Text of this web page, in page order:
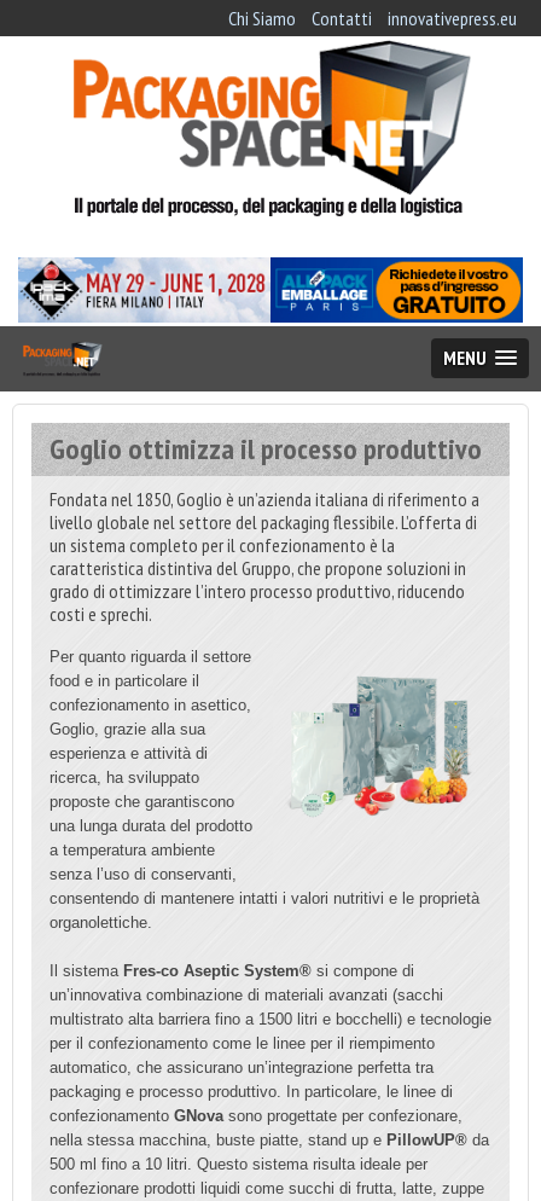
Chi Siamo Contatti innovativepress.eu
MENU
Goglio ottimizza il processo produttivo
Fondata nel 1850, Goglio è un’azienda italiana di riferimento a
livello globale nel settore del packaging flessibile. L’offerta di
un sistema completo per il confezionamento è la
caratteristica distintiva del Gruppo, che propone soluzioni in
grado di ottimizzare l’intero processo produttivo, riducendo
costi e sprechi.
Per quanto riguarda il settore
food e in particolare il
confezionamento in asettico,
Goglio, grazie alla sua
esperienza e attività di
ricerca, ha sviluppato
proposte che garantiscono
una lunga durata del prodotto
a temperatura ambiente
senza l’uso di conservanti,
consentendo di mantenere intatti i valori nutritivi e le proprietà
organolettiche.
Il sistema Fres-co Aseptic System® si compone di
un’innovativa combinazione di materiali avanzati (sacchi
multistrato alta barriera fino a 1500 litri e bocchelli) e tecnologie
per il confezionamento come le linee per il riempimento
automatico, che assicurano un’integrazione perfetta tra
packaging e processo produttivo. In particolare, le linee di
confezionamento GNova sono progettate per confezionare,
nella stessa macchina, buste piatte, stand up e PillowUP® da
500 ml fino a 10 litri. Questo sistema risulta ideale per
confezionare prodotti liquidi come succhi di frutta, latte, zuppe